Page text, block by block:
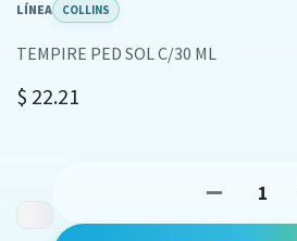
LÍNEA COLLINS
TEMPIRE PED SOL C/30 ML
$ 22.21